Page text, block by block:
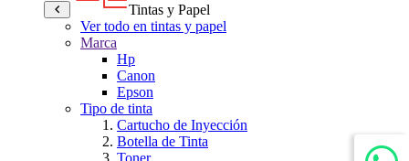
Tintas y Papel
Ver todo en tintas y papel
Marca
Hp
Canon
Epson
Tipo de tinta
Cartucho de Inyección
Botella de Tinta
Toner